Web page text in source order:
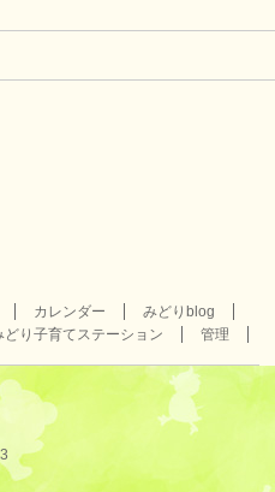
カレンダー
みどりblog
どり子育てステーション 管理